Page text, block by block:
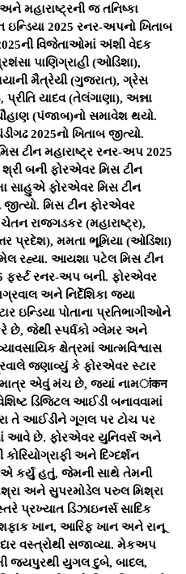
મહારાષ્ટ્રની જ તનિષ્કા
2025 રનર-અપનો ખિતાબ
વિજેતાઓમાં અંશી વેદક
પાણિગ્રાહી (ઓડિશા),
મૈત્રેયી (ગુજરાત), ગ્રેસ
પ્રીતિ યાદવ (તેલંગાણા), અન્ના
(પંજાબ)નો સમાવેશ થયો.
2025નો ખિતાબ જીત્યો.
ટીન મહારાષ્ટ્ર રનર-અપ 2025
બની ફોરએવર મિસ ટીન
સાહુએ ફોરએવર મિસ ટીન
મિસ ટીન ફોરએવર
રાજગડકર (મહારાષ્ટ્ર),
પ્રદેશ), મમતા ભૂમિયા (ઓડિશા)
રહ્યા. આયશા પટેલ મિસ ટીન
ફર્સ્ટ રનર-અપ બની. ફોરએવર
અને નિર્દેશિકા જયા
ઇન્ડિયા પોતાના પ્રતિભાગીઓને
છે, જેથી સ્પર્ધકો ગ્લેમર અને
ક્ષેત્રમાં આત્મવિશ્વાસ
જણાવ્યું કે ફોરએવર સ્ટાર
એવું મંચ છે, જ્યાં નામांकन
ડિજિટલ આઈડી બનાવવામાં
તે આઈડીને ગૂગલ પર ટોચ પર
આવે છે. ફોરએવર યુનિવર્સ અને
અને દિગ્દર્શન
કર્યું હતું, જેમની સાથે તેમની
અને સુપરમોડેલ પરુલ મિશ્રા
પ્રખ્યાત ડિઝાઇનર્સ સાદિક
ખાન, આરિફ ખાન અને રાનૂ
વસ્ત્રોથી સજાવ્યા. મેકઅપ
જયપુરથી યુગલ દુબે, બાદલ,